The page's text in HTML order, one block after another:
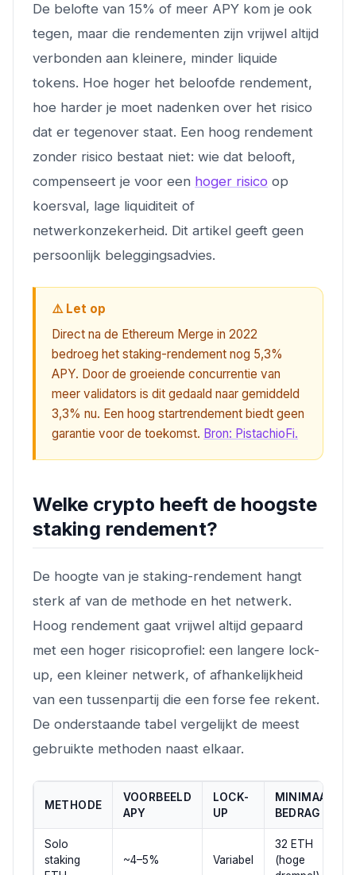
De belofte van 15% of meer APY kom je ook
tegen, maar die rendementen zijn vrijwel altijd
verbonden aan kleinere, minder liquide
tokens. Hoe hoger het beloofde rendement,
hoe harder je moet nadenken over het risico
dat er tegenover staat. Een hoog rendement
zonder risico bestaat niet: wie dat belooft,
compenseert je voor een hoger risico op
koersval, lage liquiditeit of
netwerkonzekerheid. Dit artikel geeft geen
persoonlijk beleggingsadvies.
⚠️ Let op
Direct na de Ethereum Merge in 2022
bedroeg het staking-rendement nog 5,3%
APY. Door de groeiende concurrentie van
meer validators is dit gedaald naar gemiddeld
3,3% nu. Een hoog startrendement biedt geen
garantie voor de toekomst. Bron: PistachioFi.
Welke crypto heeft de hoogste
staking rendement?
De hoogte van je staking-rendement hangt
sterk af van de methode en het netwerk.
Hoog rendement gaat vrijwel altijd gepaard
met een hoger risicoprofiel: een langere lock-
up, een kleiner netwerk, of afhankelijkheid
van een tussenpartij die een forse fee rekent.
De onderstaande tabel vergelijkt de meest
gebruikte methoden naast elkaar.
METHODE
VOORBEELD
APY
LOCK-
UP
MINIMAAL
BEDRAG
Solo
staking
~4–5% Variabel
32 ETH
(hoge